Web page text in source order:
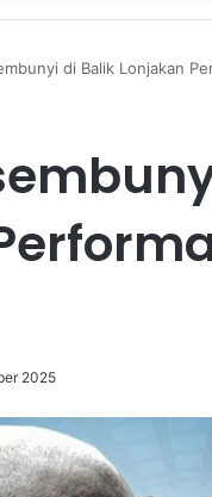
di Balik Lonjakan
2025